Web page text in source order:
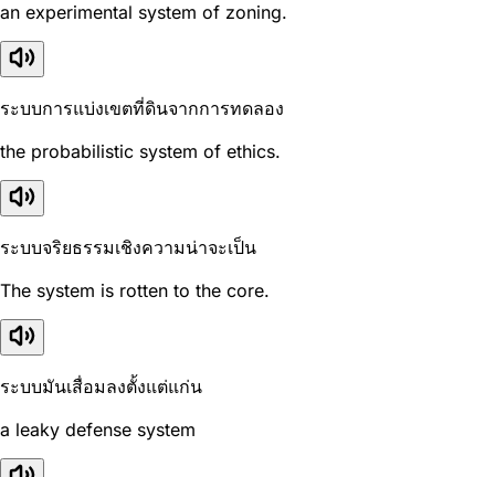
an experimental system of zoning.
ระบบการแบ่งเขตที่ดินจากการทดลอง
the probabilistic system of ethics.
ระบบจริยธรรมเชิงความน่าจะเป็น
The system is rotten to the core.
ระบบมันเสื่อมลงตั้งแต่แก่น
a leaky defense system